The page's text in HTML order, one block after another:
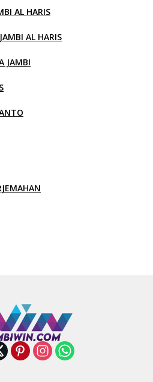
AL HARIS
AL HARIS
JAMBI